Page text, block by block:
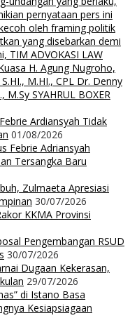
pernyataan pers ini
oleh framing politik
yang disebarkan demi
TIM ADVOKASI LAW
H. Agung Nugroho,
M.HI., CPL Dr. Denny
M.Sy SYAHRUL BOXER
Ardiansyah Tidak
01/08/2026
Febrie Adriansyah
Tersangka Baru
Zulmaeta Apresiasi
30/07/2026
KKMA Provinsi
Pengembangan RSUD
30/07/2026
Dugaan Kekerasan,
29/07/2026
di Istano Basa
Kesiapsiagaan